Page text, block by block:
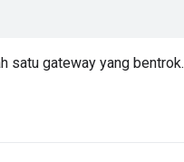
satu gateway yang bentrok.